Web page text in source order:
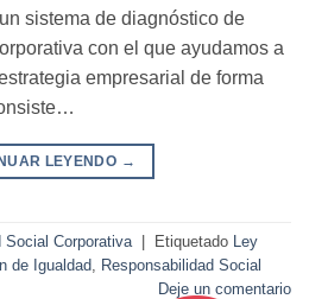
sistema de diagnóstico de
con el que ayudamos a
empresarial de forma
LEYENDO →
Social Corporativa Etiquetado
Ley
de Igualdad
Responsabilidad Social
Deje un comentario